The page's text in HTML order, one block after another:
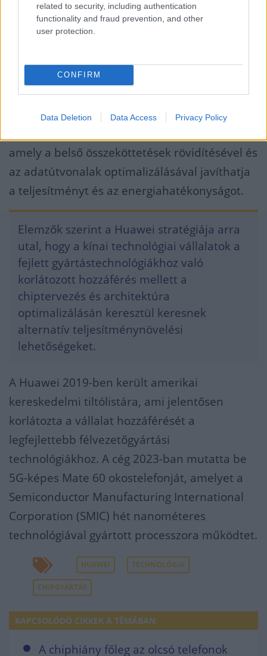
related to security, including authentication
functionality and fraud prevention, and other
user protection.
CONFIRM
Data Deletion Data Access Privacy Policy
tranzisztorsűrűsége az 1,4 nanométeres
gyártástechnológiának felel meg. A vállalat
teljesítményméréseket.
Hétfőn azt is bejelentették, hogy az idén
megjelenő Kirin chipjeik már egy új,
amely a belső összeköttetések rövidítésével és
az adatútvonalak optimalizálásával javíthatja
a teljesítményt és az energiahatékonyságot.
Elemzők szerint a Huawei stratégiája arra
utal, hogy a kínai technológiai vállalatok a
fejlett gyártástechnológiákhoz való
korlátozott hozzáférés mellett a
chiptervezés és architektúra
optimalizálásán keresztül keresnek
alternatív teljesítménynövelési
lehetőségeket.
A Huawei 2019-ben került amerikai
kereskedelmi tiltólistára, ami jelentősen
korlátozta a vállalat hozzáférését a
legfejlettebb félvezetőgyártási
technológiákhoz. A cég 2023-ban mutatta be
5G-képes Mate 60 okostelefonját, amelyet a
Semiconductor Manufacturing International
Corporation (SMIC) hét nanométeres
technológiával gyártott processzora működtet.
HUAWEI TECHNOLÓGIA
CHIPGYÁRTÁS
KAPCSOLÓDÓ CIKKEK A TÉMÁBAN
A chiphiány főleg az olcsó telefonok